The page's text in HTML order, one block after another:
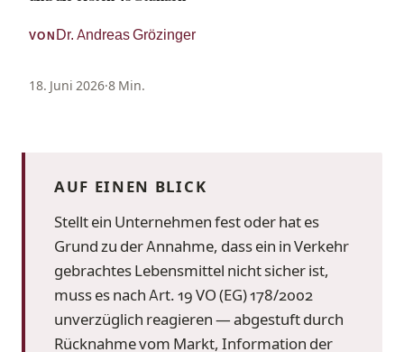
VON Dr. Andreas Grözinger
18. Juni 2026·8 Min.
AUF EINEN BLICK
Stellt ein Unternehmen fest oder hat es
Grund zu der Annahme, dass ein in Verkehr
gebrachtes Lebensmittel nicht sicher ist,
muss es nach Art. 19 VO (EG) 178/2002
unverzüglich reagieren — abgestuft durch
Rücknahme vom Markt, Information der